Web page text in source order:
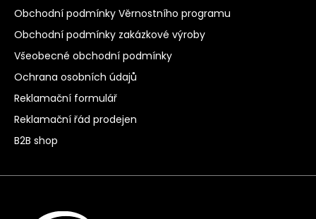
Obchodní podmínky Věrnostního programu
Obchodní podmínky zakázkové výroby
Všeobecné obchodní podmínky
Ochrana osobních údajů
Reklamační formulář
Reklamační řád prodejen
B2B shop